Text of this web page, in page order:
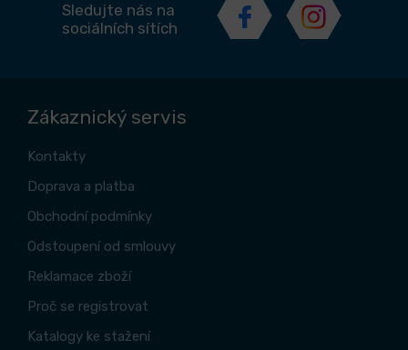
Sledujte nás na
sociálních sítích
Zákaznický servis
Kontakty
Doprava a platba
Obchodní podmínky
Odstoupení od smlouvy
Reklamace zboží
Proč se registrovat
Katalogy ke stažení